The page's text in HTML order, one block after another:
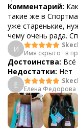
Комментарий:
такие же в
уже старенькие,
чему очень рада.
И
Имя скрыто · в
Достоинства: Всё
Недостатки: Нет
Е
Елена Федорова